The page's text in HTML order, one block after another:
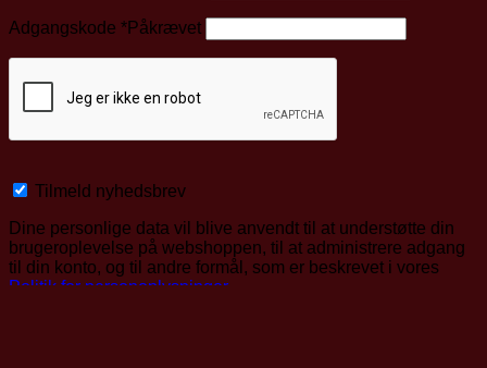
Adgangskode *Påkrævet
Tilmeld nyhedsbrev
Dine personlige data vil blive anvendt til at understøtte din
brugeroplevelse på webshoppen, til at administrere adgang
til din konto, og til andre formål, som er beskrevet i vores
Politik for personoplysninger.